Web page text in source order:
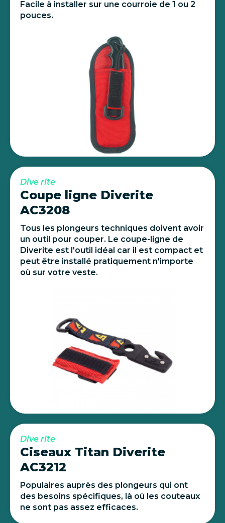
Facile à installer sur une courroie de 1 ou 2
pouces.
Dive rite
Coupe ligne Diverite
AC3208
Tous les plongeurs techniques doivent avoir
un outil pour couper. Le coupe-ligne de
Diverite est l'outil idéal car il est compact et
peut être installé pratiquement n'importe
où sur votre veste.
Dive rite
Ciseaux Titan Diverite
AC3212
Populaires auprès des plongeurs qui ont
des besoins spécifiques, là où les couteaux
ne sont pas assez efficaces.